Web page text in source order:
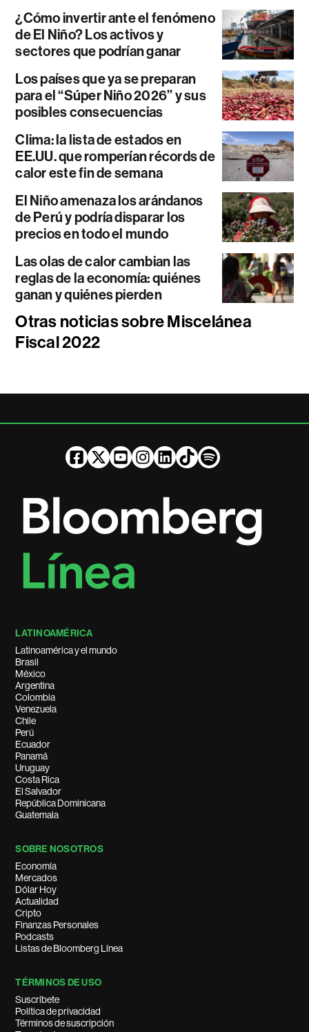
¿Cómo invertir ante el fenómeno
de El Niño? Los activos y
sectores que podrían ganar
Los países que ya se preparan
para el “Súper Niño 2026” y sus
posibles consecuencias
Clima: la lista de estados en
EE.UU. que romperían récords de
calor este fin de semana
El Niño amenaza los arándanos
de Perú y podría disparar los
precios en todo el mundo
Las olas de calor cambian las
reglas de la economía: quiénes
ganan y quiénes pierden
Otras noticias sobre Miscelánea
Fiscal 2022
LATINOAMÉRICA
Latinoamérica y el mundo
Brasil
México
Argentina
Colombia
Venezuela
Chile
Perú
Ecuador
Panamá
Uruguay
Costa Rica
El Salvador
República Dominicana
Guatemala
SOBRE NOSOTROS
Economía
Mercados
Dólar Hoy
Actualidad
Cripto
Finanzas Personales
Podcasts
Listas de Bloomberg Línea
TÉRMINOS DE USO
Suscríbete
Política de privacidad
Términos de suscripción